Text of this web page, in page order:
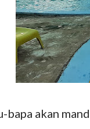
bapa akan